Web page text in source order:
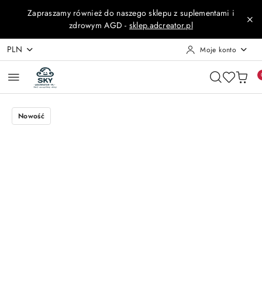
Przejdź do treści głównej
Przejdź do wyszukiwarki
Przejdź do moje konto
Przejdź do menu głównego
Przejdź do opisu produktu
Przejdź do stopki
Zapraszamy również do naszego sklepu z suplementami i
zdrowym AGD - sklep.adcreator.pl
PLN Moje konto
Nowość